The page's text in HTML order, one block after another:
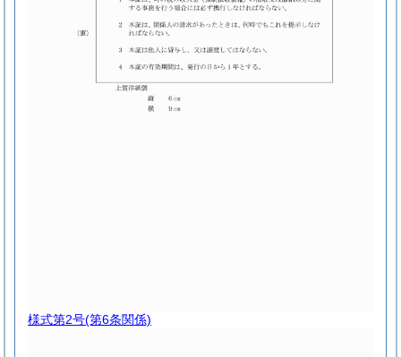
様式第2号(第6条関係)